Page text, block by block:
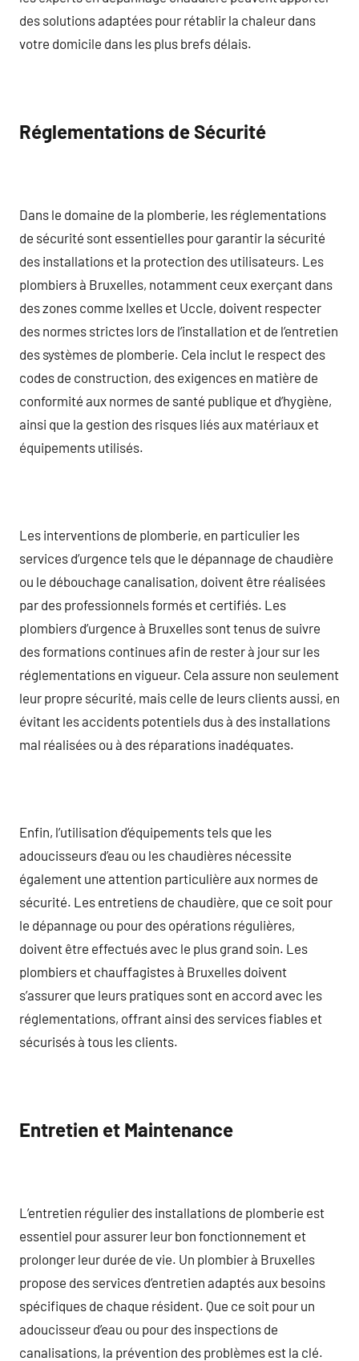
des solutions adaptées pour rétablir la chaleur dans
votre domicile dans les plus brefs délais.
Réglementations de Sécurité
Dans le domaine de la plomberie, les réglementations
de sécurité sont essentielles pour garantir la sécurité
des installations et la protection des utilisateurs. Les
plombiers à Bruxelles, notamment ceux exerçant dans
des zones comme Ixelles et Uccle, doivent respecter
des normes strictes lors de l’installation et de l’entretien
des systèmes de plomberie. Cela inclut le respect des
codes de construction, des exigences en matière de
conformité aux normes de santé publique et d’hygiène,
ainsi que la gestion des risques liés aux matériaux et
équipements utilisés.
Les interventions de plomberie, en particulier les
services d’urgence tels que le dépannage de chaudière
ou le débouchage canalisation, doivent être réalisées
par des professionnels formés et certifiés. Les
plombiers d’urgence à Bruxelles sont tenus de suivre
des formations continues afin de rester à jour sur les
réglementations en vigueur. Cela assure non seulement
leur propre sécurité, mais celle de leurs clients aussi, en
évitant les accidents potentiels dus à des installations
mal réalisées ou à des réparations inadéquates.
Enfin, l’utilisation d’équipements tels que les
adoucisseurs d’eau ou les chaudières nécessite
également une attention particulière aux normes de
sécurité. Les entretiens de chaudière, que ce soit pour
le dépannage ou pour des opérations régulières,
doivent être effectués avec le plus grand soin. Les
plombiers et chauffagistes à Bruxelles doivent
s’assurer que leurs pratiques sont en accord avec les
réglementations, offrant ainsi des services fiables et
sécurisés à tous les clients.
Entretien et Maintenance
L’entretien régulier des installations de plomberie est
essentiel pour assurer leur bon fonctionnement et
prolonger leur durée de vie. Un plombier à Bruxelles
propose des services d’entretien adaptés aux besoins
spécifiques de chaque résident. Que ce soit pour un
adoucisseur d’eau ou pour des inspections de
canalisations, la prévention des problèmes est la clé.